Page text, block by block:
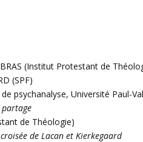
(Institut Protestant de
(SPF)
psychanalyse, Université Paul-
partage
de Théologie)
de Lacan et Kierkegaard